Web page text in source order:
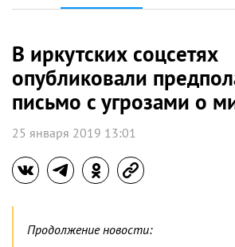
В иркутских соцсетях
опубликовали
письмо с угрозами о
25 января 2019 13:01
Продолжение новости: